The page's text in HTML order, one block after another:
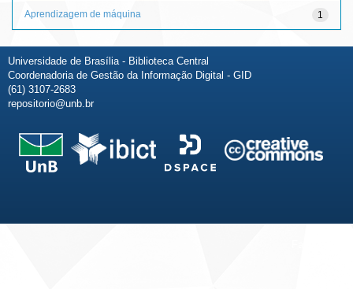
1
Aprendizagem de máquina
Universidade de Brasília - Biblioteca Central
Coordenadoria de Gestão da Informação Digital - GID
(61) 3107-2683
repositorio@unb.br